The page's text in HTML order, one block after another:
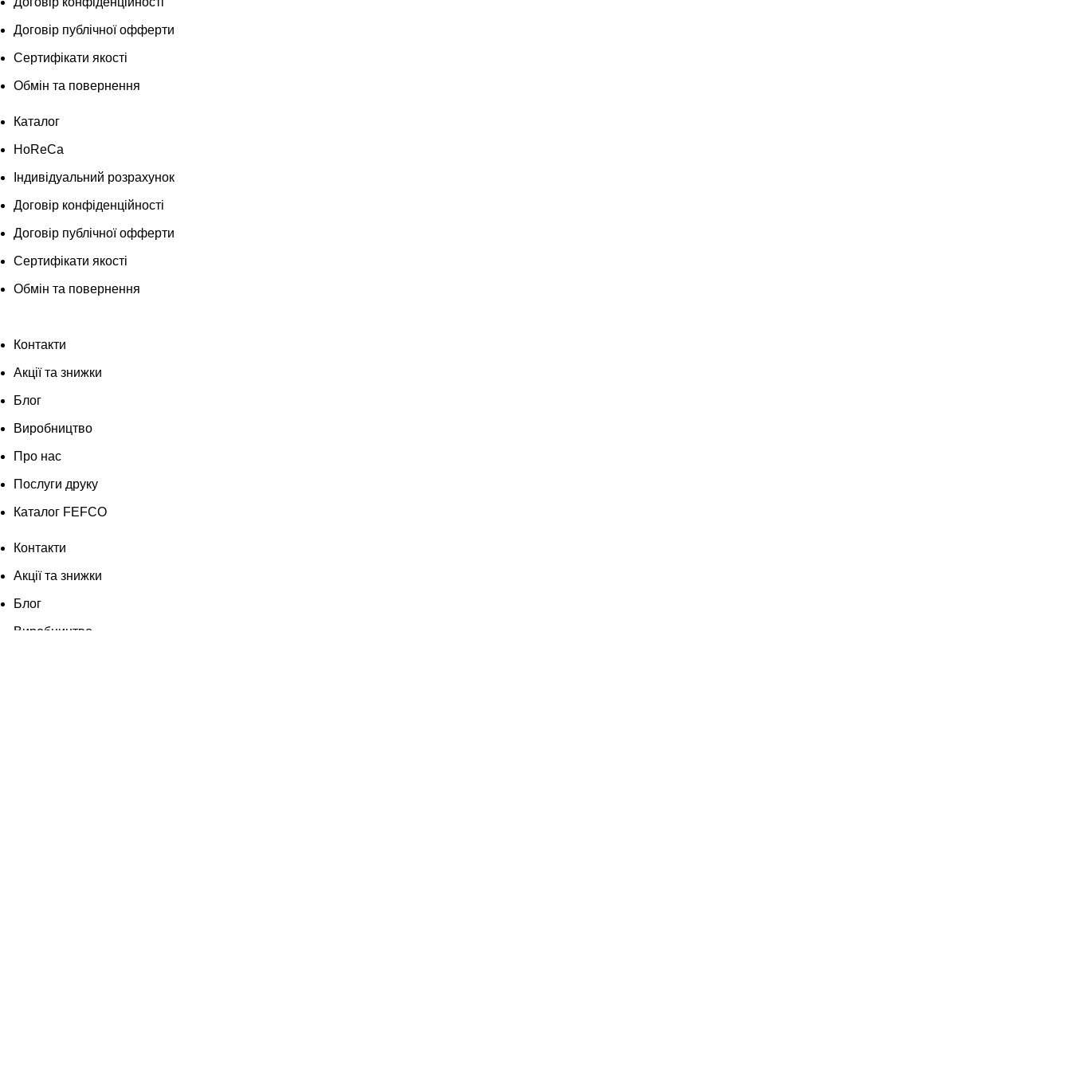
Договір публічної офферти
Сертифікати якості
Обмін та повернення
Каталог
HoReCa
Індивідуальний розрахунок
Договір конфіденційності
Договір публічної офферти
Сертифікати якості
Обмін та повернення
Контакти
Акції та знижки
Блог
Виробництво
Про нас
Послуги друку
Каталог FEFCO
Контакти
Акції та знижки
Блог
Виробництво